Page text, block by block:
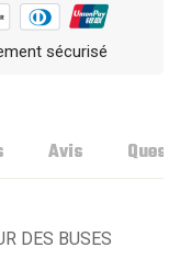
sécurisé
Avis
DES BUSES